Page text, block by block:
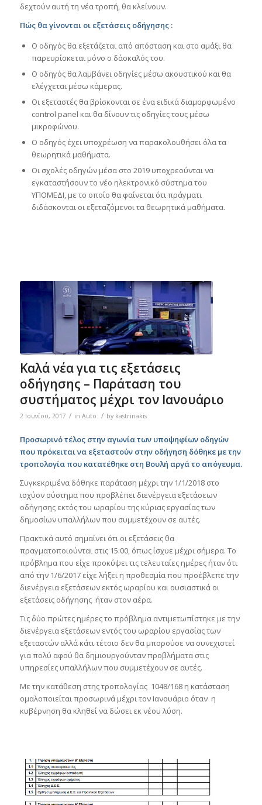
δεχτούν αυτή τη νέα τροπή, θα κλείνουν.
Πώς θα γίνονται οι εξετάσεις οδήγησης :
Ο οδηγός θα εξετάζεται από απόσταση και στο αμάξι θα
παρευρίσκεται μόνο ο δάσκαλός του.
Ο οδηγός θα λαμβάνει οδηγίες μέσω ακουστικού και θα
ελέγχεται μέσω κάμερας.
Οι εξεταστές θα βρίσκονται σε ένα ειδικά διαμορφωμένο
control panel και θα δίνουν τις οδηγίες τους μέσω
μικροφώνου.
Ο οδηγός έχει υποχρέωση να παρακολουθήσει όλα τα
θεωρητικά μαθήματα.
Οι σχολές οδηγών μέσα στο 2019 υποχρεούνται να
εγκαταστήσουν το νέο ηλεκτρονικό σύστημα του
ΥΠΟΜΕΔΙ, με το οποίο θα φαίνεται ότι πράγματι
διδάσκονται οι εξεταζόμενοι τα θεωρητικά μαθήματα.
Καλά νέα για τις εξετάσεις
οδήγησης – Παράταση του
συστήματος μέχρι τον Ιανουάριο
2 Ιουνίου, 2017 / in Auto / by kastrinakis
Προσωρινό τέλος στην αγωνία των υποψηφίων οδηγών
που πρόκειται να εξεταστούν στην οδήγηση δόθηκε με την
τροπολογία που κατατέθηκε στη Βουλή αργά το απόγευμα.
Συγκεκριμένα δόθηκε παράταση μέχρι την 1/1/2018 στο
ισχύον σύστημα που προβλέπει διενέργεια εξετάσεων
οδήγησης εκτός του ωραρίου της κύριας εργασίας των
δημοσίων υπαλλήλων που συμμετέχουν σε αυτές.
Πρακτικά αυτό σημαίνει ότι οι εξετάσεις θα
πραγματοποιούνται στις 15:00, όπως ίσχυε μέχρι σήμερα. Το
πρόβλημα που είχε προκύψει τις τελευταίες ημέρες ήταν ότι
από την 1/6/2017 είχε λήξει η προθεσμία που προέβλεπε την
διενέργεια εξετάσεων εκτός ωραρίου και ουσιαστικά οι
εξετάσεις οδήγησης ήταν στον αέρα.
Τις δύο πρώτες ημέρες το πρόβλημα αντιμετωπίστηκε με την
διενέργεια εξετάσεων εντός του ωραρίου εργασίας των
εξεταστών αλλά κάτι τέτοιο δεν θα μπορούσε να συνεχιστεί
για πολύ αφού θα δημιουργούνταν προβλήματα στις
υπηρεσίες υπαλλήλων που συμμετέχουν σε αυτές.
Με την κατάθεση στης τροπολογίας 1048/168 η κατάσταση
ομαλοποιείται προσωρινά μέχρι τον Ιανουάριο όταν η
κυβέρνηση θα κληθεί να δώσει εκ νέου λύση.